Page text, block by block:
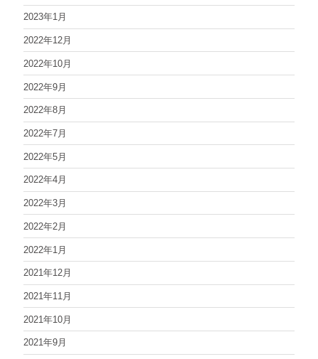
2023年1月
2022年12月
2022年10月
2022年9月
2022年8月
2022年7月
2022年5月
2022年4月
2022年3月
2022年2月
2022年1月
2021年12月
2021年11月
2021年10月
2021年9月